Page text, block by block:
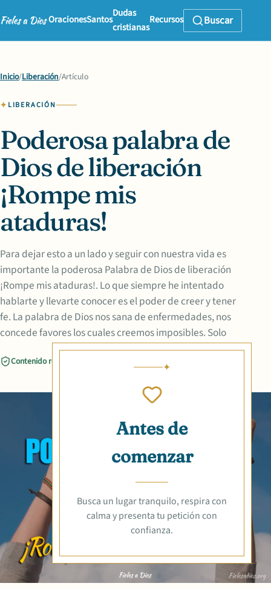
OracionesSantos
Dudas
cristianas
Recursos Buscar
Inicio/Liberación/Artículo
LIBERACIÓN
Poderosa palabra de
Dios de liberación
¡Rompe mis
ataduras!
Para dejar esto a un lado y seguir con nuestra vida es
importante la poderosa Palabra de Dios de liberación
¡Rompe mis ataduras!. Lo que siempre he intentado
hablarte y llevarte conocer es el poder de creer y tener
fe. La palabra de Dios nos sana de enfermedades, nos
concede favores los cuales creemos imposibles. Solo
Contenido revisado
Antes de
comenzar
Busca un lugar tranquilo, respira con
calma y presenta tu petición con
confianza.